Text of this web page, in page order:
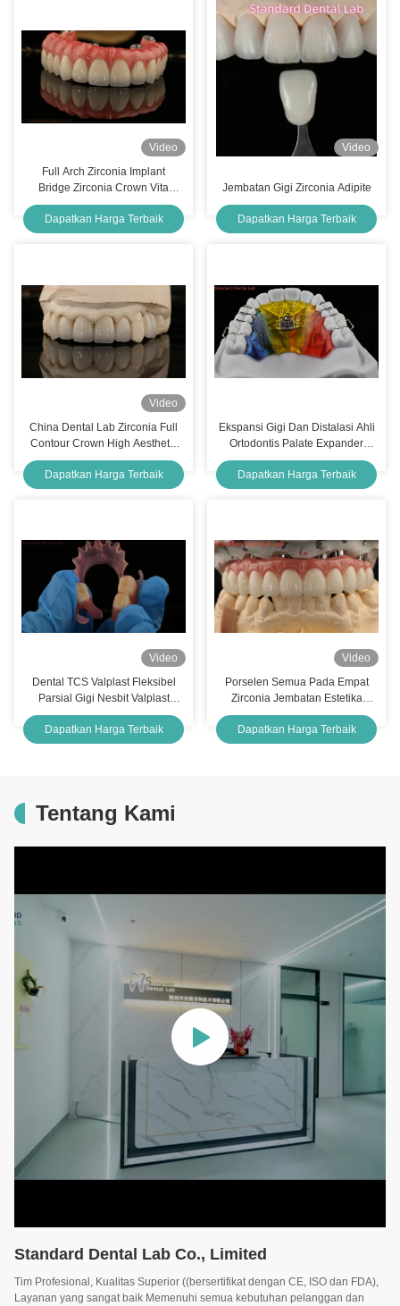
Video
Full Arch Zirconia Implant
Bridge Zirconia Crown Vita
Shade Disesuaikan Semua
Pada Empat / Enam Implan Gigi
Dapatkan Harga Terbaik
Video
Jembatan Gigi Zirconia Adipite
Dapatkan Harga Terbaik
Video
China Dental Lab Zirconia Full
Contour Crown High Aesthetic
Natural Dental Bridge Jaminan
5 Tahun
Dapatkan Harga Terbaik
Ekspansi Gigi Dan Distalasi Ahli
Ortodontis Palate Expander
China Dental Lab
Dapatkan Harga Terbaik
Video
Dental TCS Valplast Fleksibel
Parsial Gigi Nesbit Valplast
Finish Cina Dental Lab Valplast
Clamp
Dapatkan Harga Terbaik
Video
Porselen Semua Pada Empat
Zirconia Jembatan Estetika
Tinggi Dental Implan Jembatan
Sekrup Tetap
Dapatkan Harga Terbaik
Tentang Kami
Standard Dental Lab Co., Limited
Tim Profesional, Kualitas Superior ((bersertifikat dengan CE, ISO dan FDA),
Layanan yang sangat baik Memenuhi semua kebutuhan pelanggan dan